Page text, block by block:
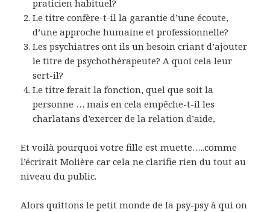
praticien habituel?
Le titre confère-t-il la garantie d’une écoute,
d’une approche humaine et professionnelle?
Les psychiatres ont ils un besoin criant d’ajouter
le titre de psychothérapeute? A quoi cela leur
sert-il?
Le titre ferait la fonction, quel que soit la
personne … mais en cela empêche-t-il les
charlatans d’exercer de la relation d’aide,
Et voilà pourquoi votre fille est muette…..comme
l’écrirait Molière car cela ne clarifie rien du tout au
niveau du public.
Alors quittons le petit monde de la psy-psy à qui on